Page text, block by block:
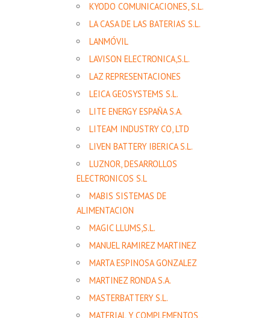
KYODO COMUNICACIONES, S.L.
LA CASA DE LAS BATERIAS S.L.
LANMÓVIL
LAVISON ELECTRONICA,S.L.
LAZ REPRESENTACIONES
LEICA GEOSYSTEMS S.L.
LITE ENERGY ESPAÑA S.A.
LITEAM INDUSTRY CO, LTD
LIVEN BATTERY IBERICA S.L.
LUZNOR, DESARROLLOS
ELECTRONICOS S.L
MABIS SISTEMAS DE
ALIMENTACION
MAGIC LLUMS,S.L.
MANUEL RAMIREZ MARTINEZ
MARTA ESPINOSA GONZALEZ
MARTINEZ RONDA S.A.
MASTERBATTERY S.L.
MATERIAL Y COMPLEMENTOS ,